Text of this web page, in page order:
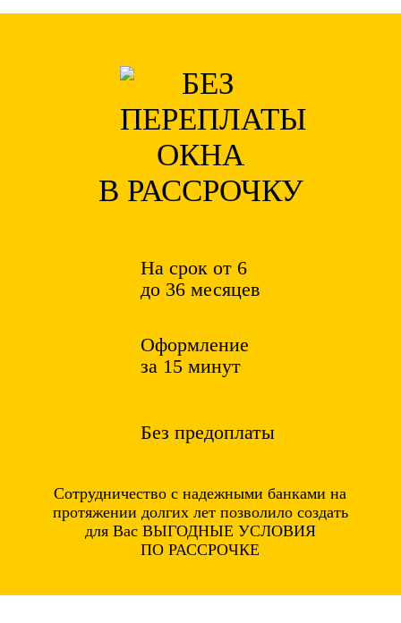
ОКНА
В РАССРОЧКУ
На срок от 6
до 36 месяцев
Оформление
за 15 минут
Без предоплаты
Сотрудничество с надежными банками на
протяжении долгих лет позволило создать
для Вас ВЫГОДНЫЕ УСЛОВИЯ
ПО РАССРОЧКЕ